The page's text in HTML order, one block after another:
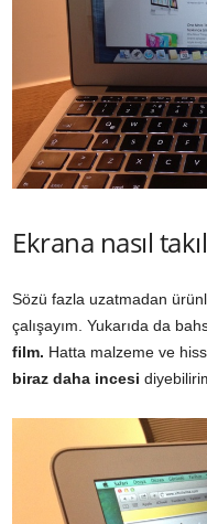
Ekrana nasıl
Sözü fazla uzatmadan
çalışayım. Yukarıda da
film. Hatta malzeme ve
biraz daha incesi